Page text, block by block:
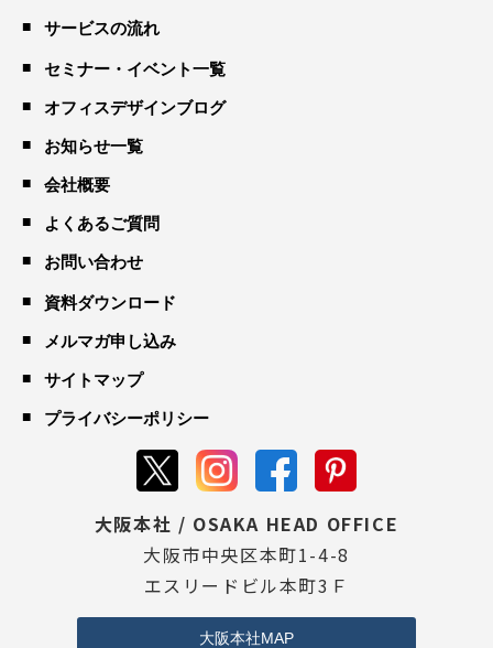
サービスの流れ
セミナー・イベント一覧
オフィスデザインブログ
お知らせ一覧
会社概要
よくあるご質問
お問い合わせ
資料ダウンロード
メルマガ申し込み
サイトマップ
プライバシーポリシー
大阪本社 / OSAKA HEAD OFFICE
大阪市中央区本町1-4-8
エスリードビル本町3Ｆ
大阪本社MAP